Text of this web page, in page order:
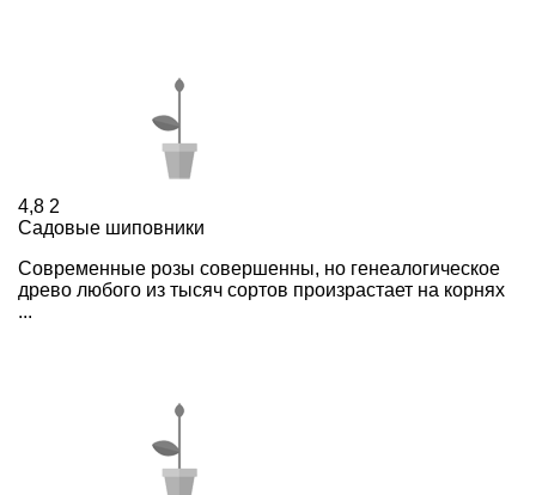
4,8 2
Садовые шиповники
Современные розы совершенны, но генеалогическое
древо любого из тысяч сортов произрастает на корнях
...